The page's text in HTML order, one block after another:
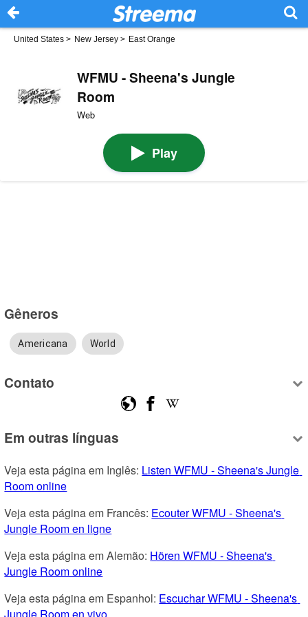
United States > New Jersey > East Orange
WFMU - Sheena's Jungle
Room
Web
Play
Gêneros
Americana World
Contato
Em outras línguas
Veja esta página em Inglês: Listen WFMU - Sheena's Jungle
Room online
Veja esta página em Francês: Ecouter WFMU - Sheena's
Jungle Room en ligne
Veja esta página em Alemão: Hören WFMU - Sheena's
Jungle Room online
Veja esta página em Espanhol: Escuchar WFMU - Sheena's
Jungle Room en vivo